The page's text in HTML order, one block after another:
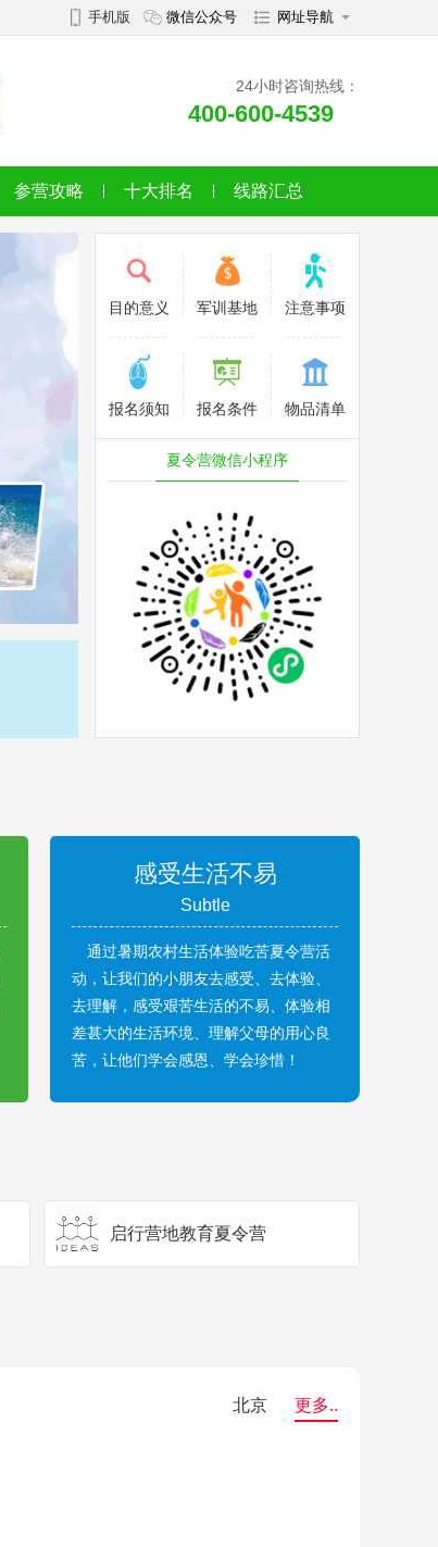
网址导航
微信公众号
手机版
24小时咨询热线：
400-600-4539
参营攻略 十大排名 线路汇总
目的意义 军训基地 注意事项
报名须知 报名条件 物品清单
夏令营微信小程序
感受生活不易
Subtle
通过暑期农村生活体验吃苦夏令营活
动，让我们的小朋友去感受、去体验、
去理解，感受艰苦生活的不易、体验相
差甚大的生活环境、理解父母的用心良
苦，让他们学会感恩、学会珍惜！
启行营地教育夏令营
北京 更多..